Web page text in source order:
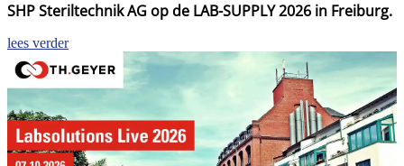
SHP Steriltechnik AG op de LAB-SUPPLY 2026 in Freiburg.
lees verder